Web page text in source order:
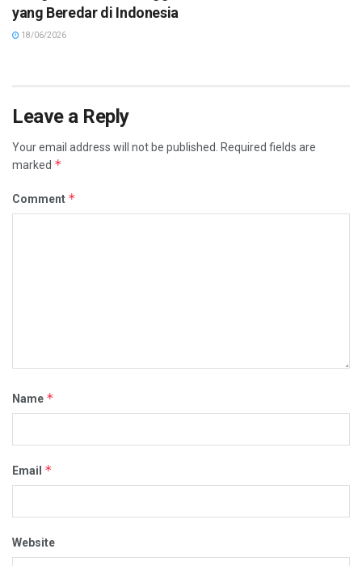
yang Beredar di Indonesia
18/06/2026
Leave a Reply
Your email address will not be published.
Required fields are
marked *
Comment *
Name *
Email *
Website